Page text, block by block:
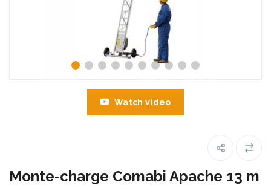
Watch video
Monte-charge Comabi Apache 13 m